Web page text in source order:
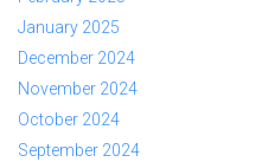
January 2025
December 2024
November 2024
October 2024
September 2024